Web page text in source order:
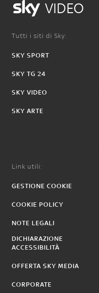
VIDEO
Tutti i siti di Sky:
SKY SPORT
SKY TG 24
SKY VIDEO
SKY ARTE
Link utili:
GESTIONE COOKIE
COOKIE POLICY
NOTE LEGALI
DICHIARAZIONE
ACCESSIBILITÀ
OFFERTA SKY MEDIA
CORPORATE